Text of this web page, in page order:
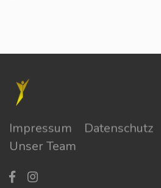
Impressum Datenschutz
Unser Team